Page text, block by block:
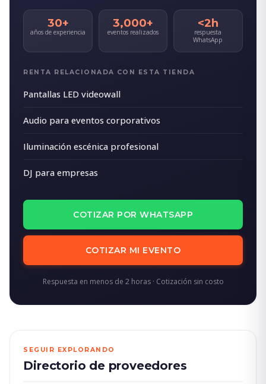
30+
años de experiencia
3,000+
eventos realizados
<2h
respuesta
WhatsApp
RENTA RELACIONADA CON ESTA TIENDA
Pantallas LED videowall
Audio para eventos corporativos
Iluminación escénica profesional
DJ para empresas
COTIZAR POR WHATSAPP
COTIZAR MI EVENTO
Respuesta en menos de 2 horas · Cotización sin costo
SEGUIR EXPLORANDO
Directorio de proveedores